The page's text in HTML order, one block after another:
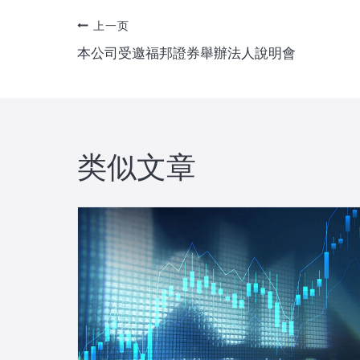
文
航
上一页
本公司受邀福邦證券舉辦法人說明會
类似文章